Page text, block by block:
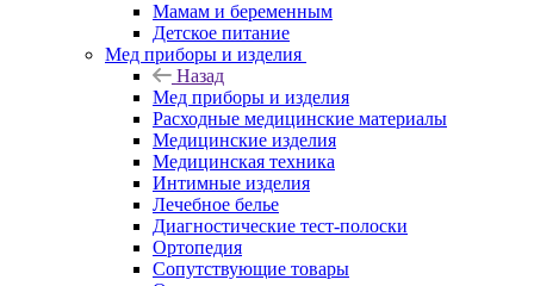
Мамам и беременным
Детское питание
Мед приборы и изделия
Назад
Мед приборы и изделия
Расходные медицинские материалы
Медицинские изделия
Медицинская техника
Интимные изделия
Лечебное белье
Диагностические тест-полоски
Ортопедия
Сопутствующие товары